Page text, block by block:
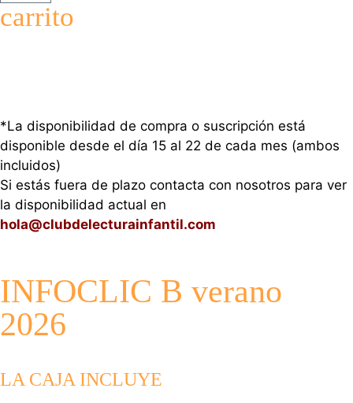
carrito
*La disponibilidad de compra o suscripción está
disponible desde el día 15 al 22 de cada mes (ambos
incluidos)
Si estás fuera de plazo contacta con nosotros para ver
la disponibilidad actual en
hola@clubdelecturainfantil.com
INFOCLIC B verano
2026
LA CAJA INCLUYE